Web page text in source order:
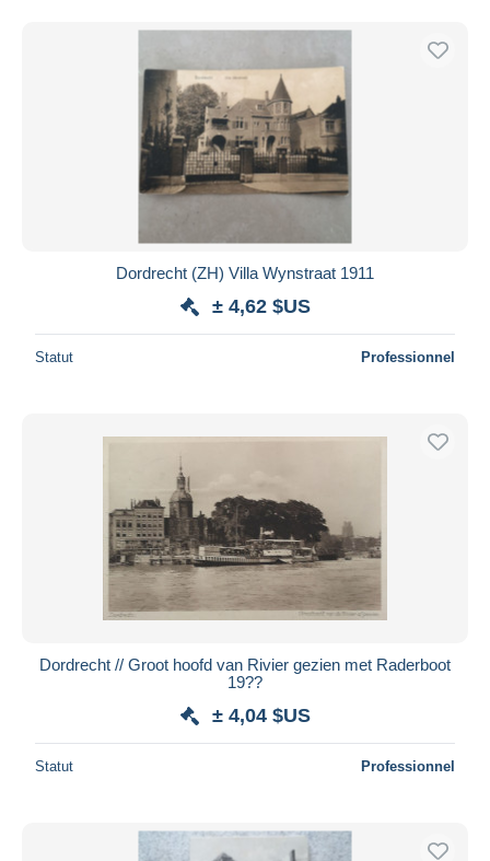
Dordrecht (ZH) Villa Wynstraat 1911
± 4,62 $US
Statut Professionnel
Dordrecht // Groot hoofd van Rivier gezien met Raderboot
19??
± 4,04 $US
Statut Professionnel